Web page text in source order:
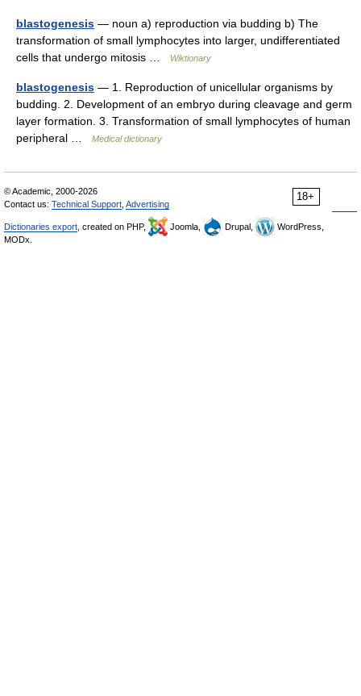
blastogenesis — noun a) reproduction via budding b) The
transformation of small lymphocytes into larger, undifferentiated
cells that undergo mitosis …
Wiktionary
blastogenesis — 1. Reproduction of unicellular organisms by
budding. 2. Development of an embryo during cleavage and germ
layer formation. 3. Transformation of small lymphocytes of human
peripheral …
Medical dictionary
18+
© Academic, 2000-2026
Contact us: Technical Support Advertising
Dictionaries export , created on PHP, Joomla, Drupal,
WordPress,
MODx.